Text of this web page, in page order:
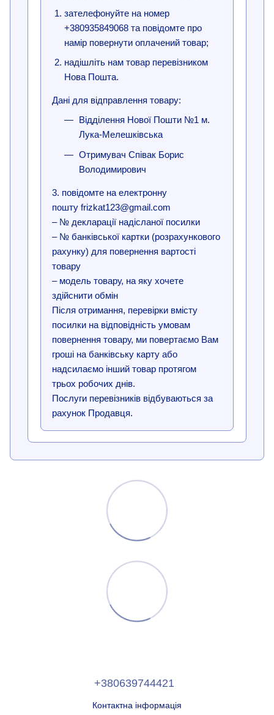
зателефонуйте на номер
+380935849068 та повідомте про
намір повернути оплачений товар;
надішліть нам товар перевізником
Нова Пошта.
Дані для відправлення товару:
Відділення Нової Пошти №1 м.
Лука-Мелешківська
Отримувач Співак Борис
Володимирович
3. повідомте на електронну
пошту frizkat123@gmail.com
– № декларації надісланої посилки
– № банківської картки (розрахункового
рахунку) для повернення вартості
товару
– модель товару, на яку хочете
здійснити обмін
Після отримання, перевірки вмісту
посилки на відповідність умовам
повернення товару, ми повертаємо Вам
гроші на банківську карту або
надсилаємо інший товар протягом
трьох робочих днів.
Послуги перевізників відбуваються за
рахунок Продавця.
+380639744421
Контактна інформація